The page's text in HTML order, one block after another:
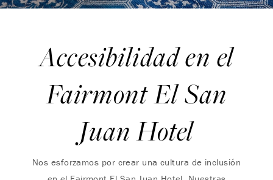
Accesibilidad en el
Fairmont El San
Juan Hotel
Nos esforzamos por crear una cultura de inclusión